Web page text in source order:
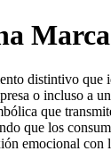
distintivo que
o incluso a
que
que los
emocional con